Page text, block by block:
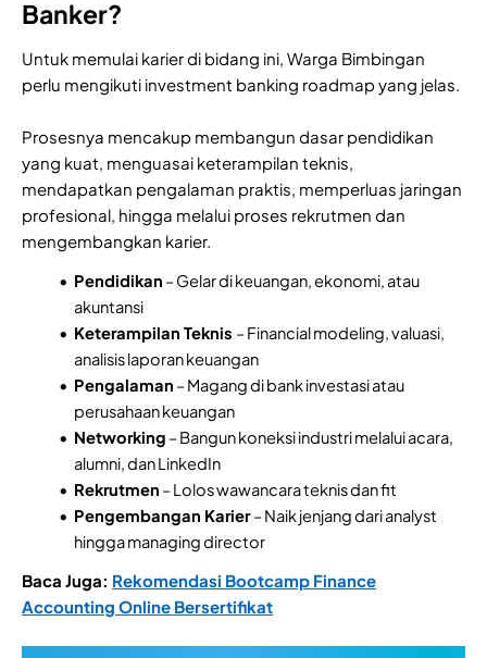
Banker?
Untuk memulai karier di bidang ini, Warga Bimbingan
perlu mengikuti investment banking roadmap yang jelas.
Prosesnya mencakup membangun dasar pendidikan
yang kuat, menguasai keterampilan teknis,
mendapatkan pengalaman praktis, memperluas jaringan
profesional, hingga melalui proses rekrutmen dan
mengembangkan karier.
Pendidikan – Gelar di keuangan, ekonomi, atau
akuntansi
Keterampilan Teknis – Financial modeling, valuasi,
analisis laporan keuangan
Pengalaman – Magang di bank investasi atau
perusahaan keuangan
Networking – Bangun koneksi industri melalui acara,
alumni, dan LinkedIn
Rekrutmen – Lolos wawancara teknis dan fit
Pengembangan Karier– Naik jenjang dari analyst
hingga managing director
Baca Juga: Rekomendasi Bootcamp Finance
Accounting Online Bersertifikat